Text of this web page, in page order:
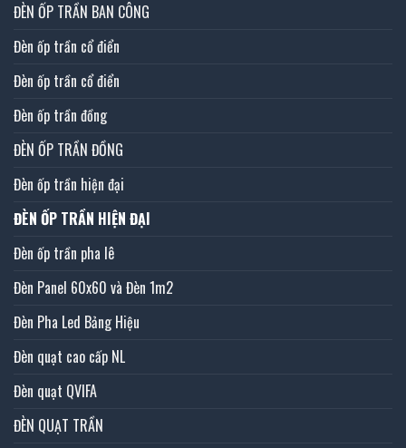
ĐÈN ỐP TRẦN BAN CÔNG
Đèn ốp trần cổ điển
Đèn ốp trần cổ điển
Đèn ốp trần đồng
ĐÈN ỐP TRẦN ĐỒNG
Đèn ốp trần hiện đại
ĐÈN ỐP TRẦN HIỆN ĐẠI
Đèn ốp trần pha lê
Đèn Panel 60x60 và Đèn 1m2
Đèn Pha Led Bảng Hiệu
Đèn quạt cao cấp NL
Đèn quạt QVIFA
ĐÈN QUẠT TRẦN